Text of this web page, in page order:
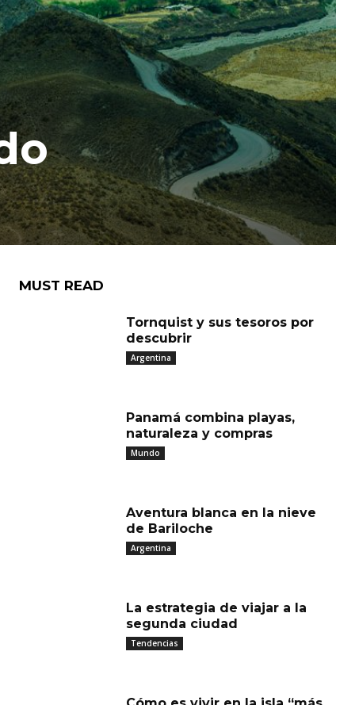
MUST READ
Tornquist y sus tesoros por
descubrir
Argentina
Panamá combina playas,
naturaleza y compras
Mundo
Aventura blanca en la nieve
de Bariloche
Argentina
La estrategia de viajar a la
segunda ciudad
Tendencias